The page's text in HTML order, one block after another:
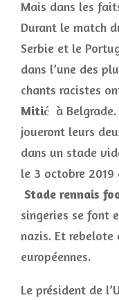
Mais dans les
Durant le match
Serbie et le
dans l’une des
chants racistes
Mitić à Belgrade.
joueront leurs
dans un stade
le 3 octobre 2019
Stade rennais
singeries se font
nazis. Et
européennes.
Le président de